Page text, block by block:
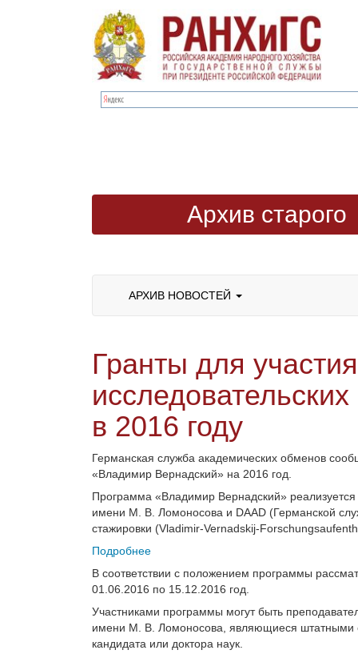
Архив старого
АРХИВ НОВОСТЕЙ
Гранты для
в 2016 году
Германская служба академических обменов
«Владимир Вернадский» на 2016 год.
Программа «Владимир Вернадский»
имени М. В. Ломоносова и DAAD (Германской
стажировки (Vladimir-Vernadskij-
Подробнее
В соответствии с положением программы
01.06.2016 по 15.12.2016 год.
Участниками программы могут быть
имени М. В. Ломоносова, являющиеся штатными
кандидата или доктора наук.